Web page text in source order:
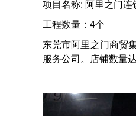
项目名称: 阿里之门
工程数量：4个
东莞市阿里之门商贸
服务公司。店铺数量